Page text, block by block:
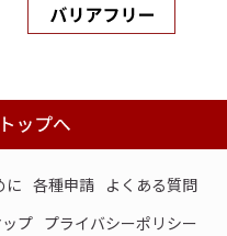
に 各種申請 よくある質問
プ プライバシーポリシー